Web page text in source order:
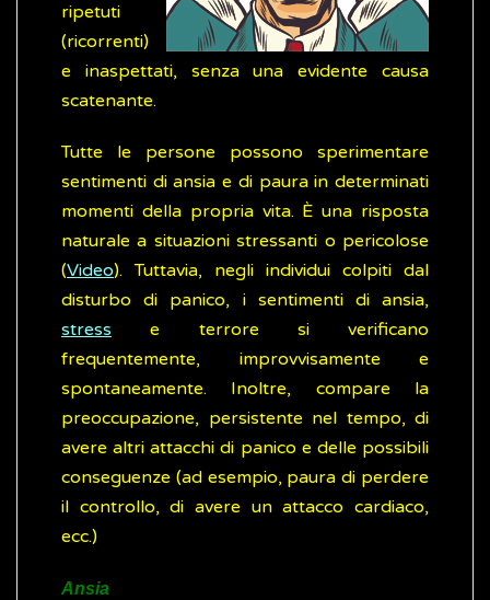
ripetuti
(ricorrenti)
e inaspettati, senza una evidente causa
scatenante.
Tutte le persone possono sperimentare
sentimenti di ansia e di paura in determinati
momenti della propria vita. È una risposta
naturale a situazioni stressanti o pericolose
(Video). Tuttavia, negli individui colpiti dal
disturbo di panico, i sentimenti di ansia,
stress e terrore si verificano
frequentemente, improvvisamente e
spontaneamente. Inoltre, compare la
preoccupazione, persistente nel tempo, di
avere altri attacchi di panico e delle possibili
conseguenze (ad esempio, paura di perdere
il controllo, di avere un attacco cardiaco,
ecc.)
Ansia